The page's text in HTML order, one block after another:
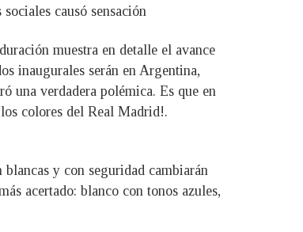
causó sensación
muestra en detalle el avance
inaugurales serán en Argentina,
una verdadera polémica. Es que en
colores del Real Madrid!.
blancas y con seguridad cambiarán
acertado: blanco con tonos azules,